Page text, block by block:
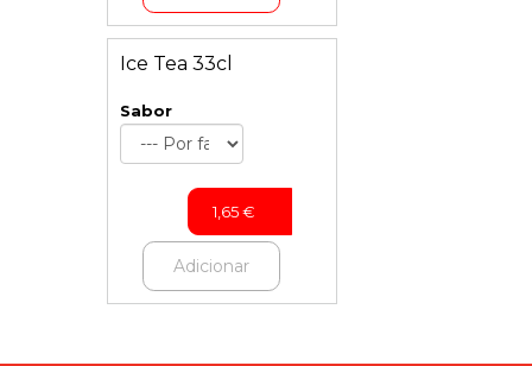
Ice Tea 33cl
Sabor
1,65€
Adicionar